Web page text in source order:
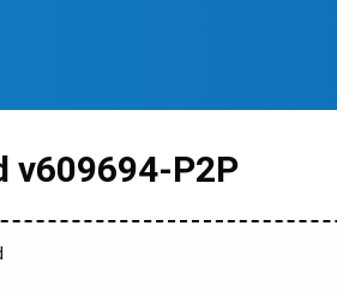
v609694-P2P